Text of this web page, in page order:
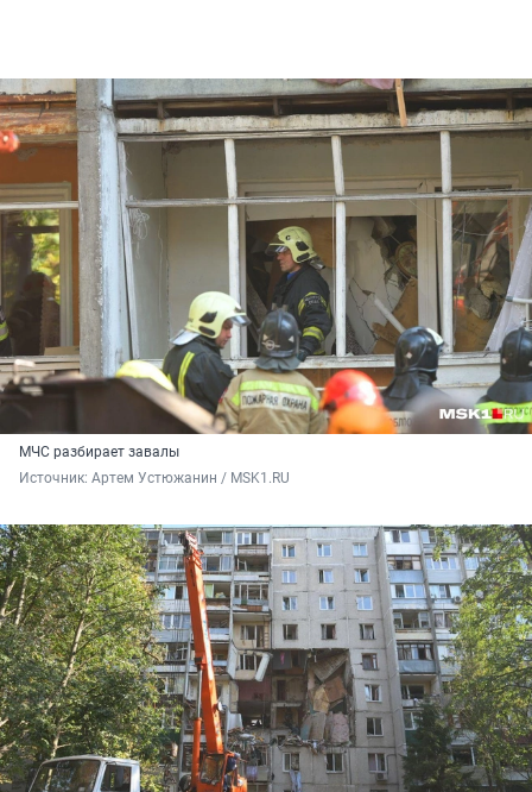
МЧС разбирает завалы
Источник: Артем Устюжанин / MSK1.RU